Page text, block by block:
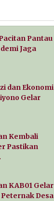
Pantau
Jaga
dan Ekonomi
Gelar
Kembali
Pastikan
KAB01 Gelar
Peternak Desa